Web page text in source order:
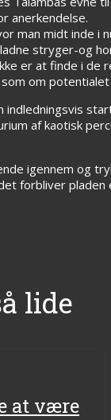
anerkendelse.
man midt
stryger-og
er at finde i
om
indledningsvis
af kaotisk
igennem og
forbliver
lide
at være